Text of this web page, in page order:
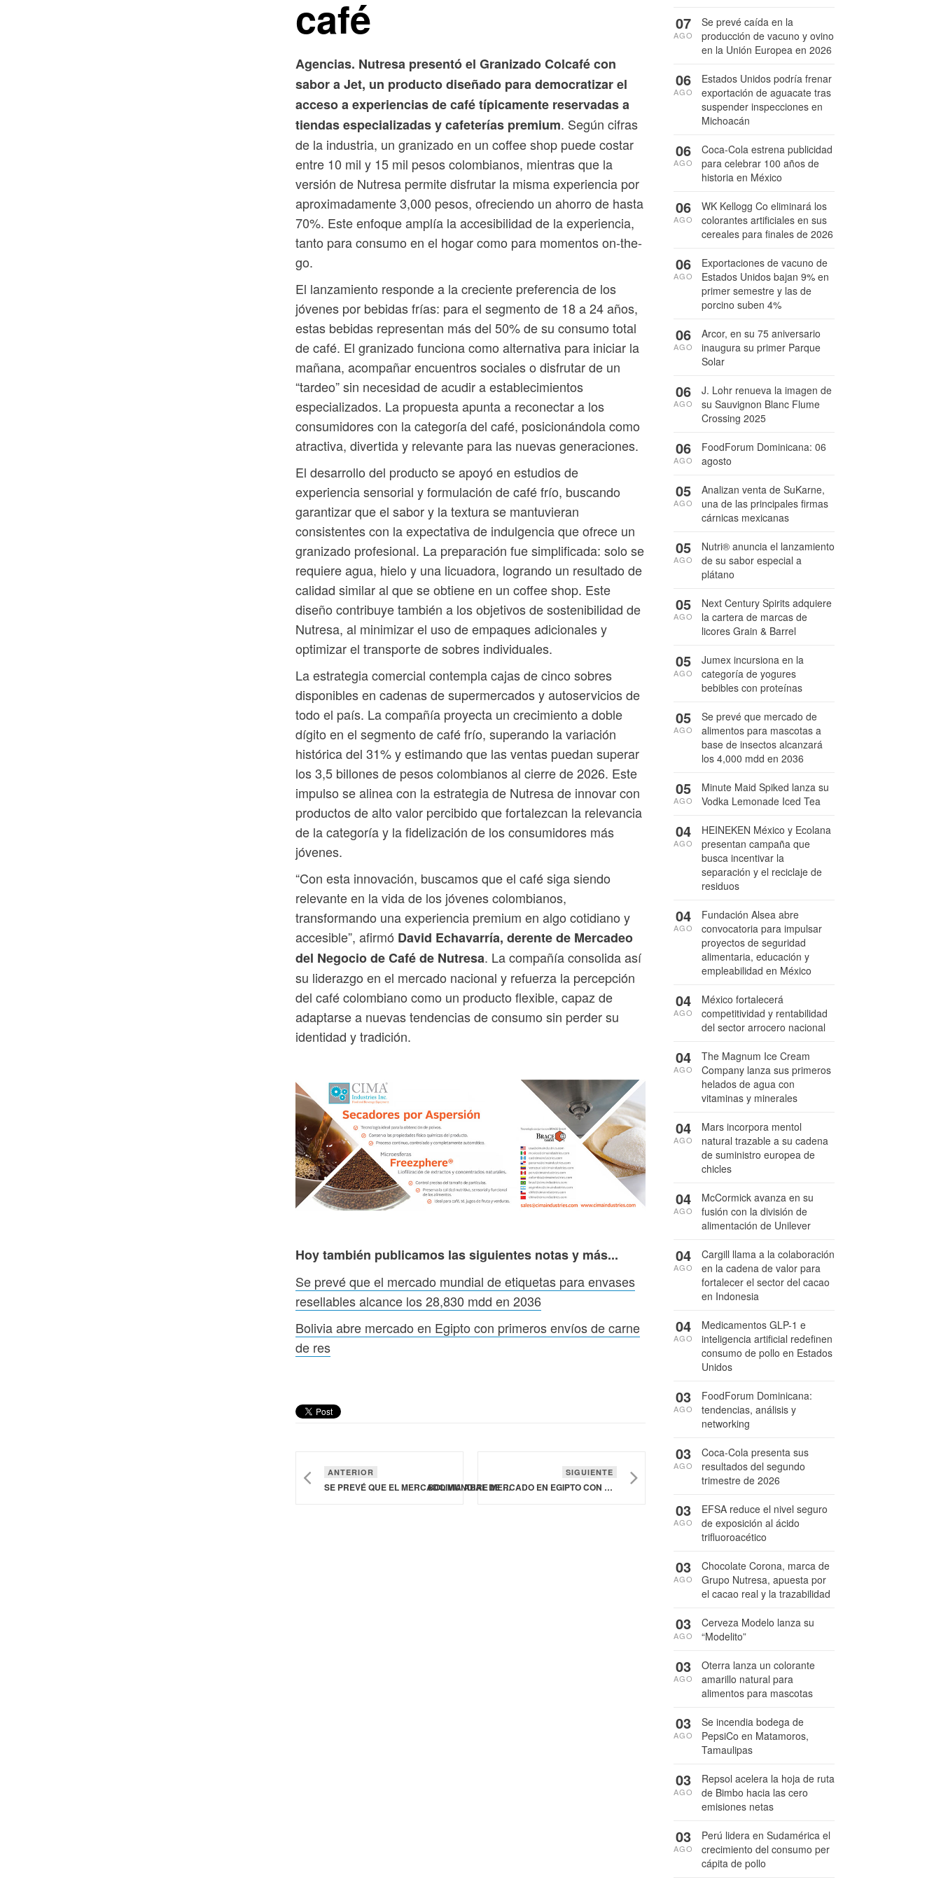
café
Agencias. Nutresa presentó el Granizado Colcafé con
sabor a Jet, un producto diseñado para democratizar el
acceso a experiencias de café típicamente reservadas a
tiendas especializadas y cafeterías premium. Según cifras
de la industria, un granizado en un coffee shop puede costar
entre 10 mil y 15 mil pesos colombianos, mientras que la
versión de Nutresa permite disfrutar la misma experiencia por
aproximadamente 3,000 pesos, ofreciendo un ahorro de hasta
70%. Este enfoque amplía la accesibilidad de la experiencia,
tanto para consumo en el hogar como para momentos on-the-
go.
El lanzamiento responde a la creciente preferencia de los
jóvenes por bebidas frías: para el segmento de 18 a 24 años,
estas bebidas representan más del 50% de su consumo total
de café. El granizado funciona como alternativa para iniciar la
mañana, acompañar encuentros sociales o disfrutar de un
“tardeo” sin necesidad de acudir a establecimientos
especializados. La propuesta apunta a reconectar a los
consumidores con la categoría del café, posicionándola como
atractiva, divertida y relevante para las nuevas generaciones.
El desarrollo del producto se apoyó en estudios de
experiencia sensorial y formulación de café frío, buscando
garantizar que el sabor y la textura se mantuvieran
consistentes con la expectativa de indulgencia que ofrece un
granizado profesional. La preparación fue simplificada: solo se
requiere agua, hielo y una licuadora, logrando un resultado de
calidad similar al que se obtiene en un coffee shop. Este
diseño contribuye también a los objetivos de sostenibilidad de
Nutresa, al minimizar el uso de empaques adicionales y
optimizar el transporte de sobres individuales.
La estrategia comercial contempla cajas de cinco sobres
disponibles en cadenas de supermercados y autoservicios de
todo el país. La compañía proyecta un crecimiento a doble
dígito en el segmento de café frío, superando la variación
histórica del 31% y estimando que las ventas puedan superar
los 3,5 billones de pesos colombianos al cierre de 2026. Este
impulso se alinea con la estrategia de Nutresa de innovar con
productos de alto valor percibido que fortalezcan la relevancia
de la categoría y la fidelización de los consumidores más
jóvenes.
“Con esta innovación, buscamos que el café siga siendo
relevante en la vida de los jóvenes colombianos,
transformando una experiencia premium en algo cotidiano y
accesible”, afirmó David Echavarría, derente de Mercadeo
del Negocio de Café de Nutresa. La compañía consolida así
su liderazgo en el mercado nacional y refuerza la percepción
del café colombiano como un producto flexible, capaz de
adaptarse a nuevas tendencias de consumo sin perder su
identidad y tradición.
Hoy también publicamos las siguientes notas y más...
Se prevé que el mercado mundial de etiquetas para envases
resellables alcance los 28,830 mdd en 2036
Bolivia abre mercado en Egipto con primeros envíos de carne
de res
ANTERIOR
SE PREVÉ QUE EL MERCADO MUNDIAL DE ETIQUETAS PARA ENVASES RESELLABLES ALCANCE LOS 28,830 MDD EN 2036
SIGUIENTE
BOLIVIA ABRE MERCADO EN EGIPTO CON PRIMEROS ENVÍOS DE CARNE DE RES
Se prevé caída en la
producción de vacuno y ovino
en la Unión Europea en 2026
07
AGO
Estados Unidos podría frenar
exportación de aguacate tras
suspender inspecciones en
Michoacán
06
AGO
Coca-Cola estrena publicidad
para celebrar 100 años de
historia en México
06
AGO
WK Kellogg Co eliminará los
colorantes artificiales en sus
cereales para finales de 2026
06
AGO
Exportaciones de vacuno de
Estados Unidos bajan 9% en
primer semestre y las de
porcino suben 4%
06
AGO
Arcor, en su 75 aniversario
inaugura su primer Parque
Solar
06
AGO
J. Lohr renueva la imagen de
su Sauvignon Blanc Flume
Crossing 2025
06
AGO
FoodForum Dominicana: 06
agosto
06
AGO
Analizan venta de SuKarne,
una de las principales firmas
cárnicas mexicanas
05
AGO
Nutri® anuncia el lanzamiento
de su sabor especial a
plátano
05
AGO
Next Century Spirits adquiere
la cartera de marcas de
licores Grain & Barrel
05
AGO
Jumex incursiona en la
categoría de yogures
bebibles con proteínas
05
AGO
Se prevé que mercado de
alimentos para mascotas a
base de insectos alcanzará
los 4,000 mdd en 2036
05
AGO
Minute Maid Spiked lanza su
Vodka Lemonade Iced Tea
05
AGO
HEINEKEN México y Ecolana
presentan campaña que
busca incentivar la
separación y el reciclaje de
residuos
04
AGO
Fundación Alsea abre
convocatoria para impulsar
proyectos de seguridad
alimentaria, educación y
empleabilidad en México
04
AGO
México fortalecerá
competitividad y rentabilidad
del sector arrocero nacional
04
AGO
The Magnum Ice Cream
Company lanza sus primeros
helados de agua con
vitaminas y minerales
04
AGO
Mars incorpora mentol
natural trazable a su cadena
de suministro europea de
chicles
04
AGO
McCormick avanza en su
fusión con la división de
alimentación de Unilever
04
AGO
Cargill llama a la colaboración
en la cadena de valor para
fortalecer el sector del cacao
en Indonesia
04
AGO
Medicamentos GLP-1 e
inteligencia artificial redefinen
consumo de pollo en Estados
Unidos
04
AGO
FoodForum Dominicana:
tendencias, análisis y
networking
03
AGO
Coca-Cola presenta sus
resultados del segundo
trimestre de 2026
03
AGO
EFSA reduce el nivel seguro
de exposición al ácido
trifluoroacético
03
AGO
Chocolate Corona, marca de
Grupo Nutresa, apuesta por
el cacao real y la trazabilidad
03
AGO
Cerveza Modelo lanza su
“Modelito”
03
AGO
Oterra lanza un colorante
amarillo natural para
alimentos para mascotas
03
AGO
Se incendia bodega de
PepsiCo en Matamoros,
Tamaulipas
03
AGO
Repsol acelera la hoja de ruta
de Bimbo hacia las cero
emisiones netas
03
AGO
Perú lidera en Sudamérica el
crecimiento del consumo per
cápita de pollo
03
AGO